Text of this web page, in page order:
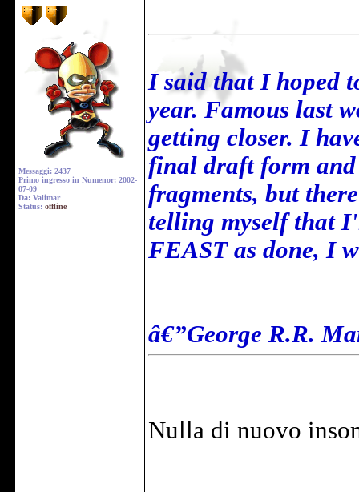
Messaggi: 2437
Primo ingresso in Numenor: 2002-
07-09
Da: Valimar
Status: offline
I said that I hoped
year. Famous last
getting closer. I
final draft form
fragments, but
telling myself that
FEAST as done, I
â€”George R.R.
Nulla di nuovo